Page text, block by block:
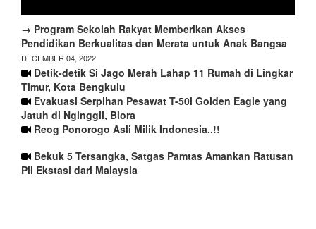
→ Program Sekolah Rakyat Memberikan Akses
Pendidikan Berkualitas dan Merata untuk Anak Bangsa
DECEMBER 04, 2022
Detik-detik Si Jago Merah Lahap 11 Rumah di Lingkar
Timur, Kota Bengkulu
Evakuasi Serpihan Pesawat T-50i Golden Eagle yang
Jatuh di Nginggil, Blora
Reog Ponorogo Asli Milik Indonesia..!!
Bekuk 5 Tersangka, Satgas Pamtas Amankan Ratusan
Pil Ekstasi dari Malaysia